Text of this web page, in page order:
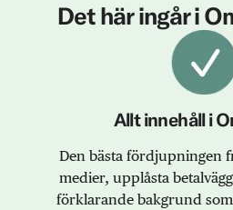
Det här ingår i
Allt innehåll i
Den bästa fördjupningen
medier, upplåsta
förklarande bakgrund